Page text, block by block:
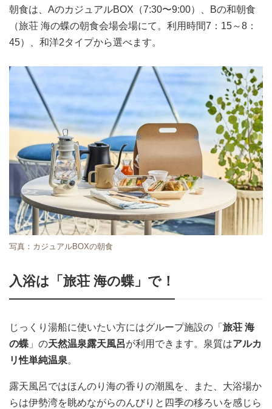
朝食は、AのカジュアルBOX（7:30〜9:00）、Bの和朝食
（旅荘 海の蝶の朝食会場会場にて。利用時間7：15～8：
45）、和洋2タイプから選べます。
写真：カジュアルBOXの朝食
入浴は「旅荘 海の蝶」で！
じっくり湯船に使いたい方にはグループ施設の「 旅荘 海
の蝶 」の天然温泉露天風呂が利用できます。泉質はアルカ
リ性単純温泉。
露天風呂ではほんのり海の香りの潮風を、また、大浴場か
らは伊勢湾を眺めながらのんびりと四季の移ろいを感じら